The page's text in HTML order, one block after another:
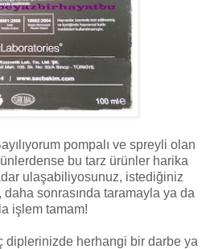
pompalı ve spreyli olan
bu tarz ürünler harika
ulaşabiliyosunuz, istediğiniz
sonrasında taramayla ya da
işlem tamam!
diplerinizde herhangi bir darbe ya